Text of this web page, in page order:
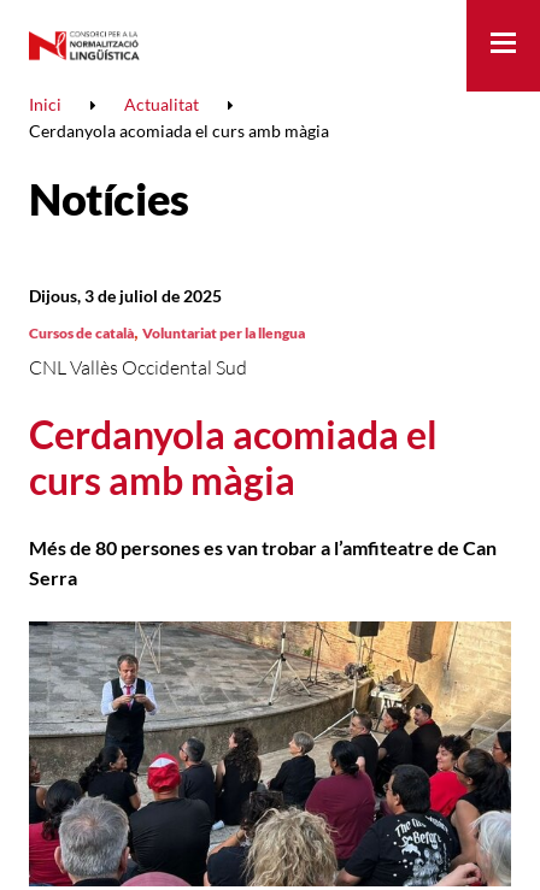
Inici
Actualitat
Cerdanyola acomiada el curs amb màgia
Notícies
Cerdanyola acomiada el
curs amb màgia
CNL Vallès Occidental Sud
Dijous, 3 de juliol de 2025
Cursos de català, Voluntariat per la llengua
Més de 80 persones es van trobar a l’amfiteatre de Can
Serra